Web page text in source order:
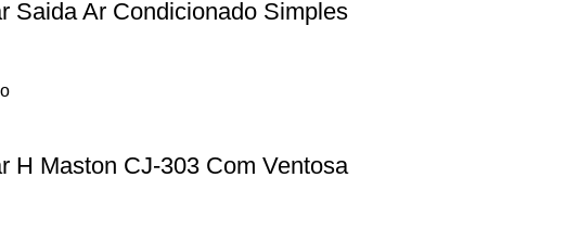
Saida Ar Condicionado Simples
H Maston CJ-303 Com Ventosa